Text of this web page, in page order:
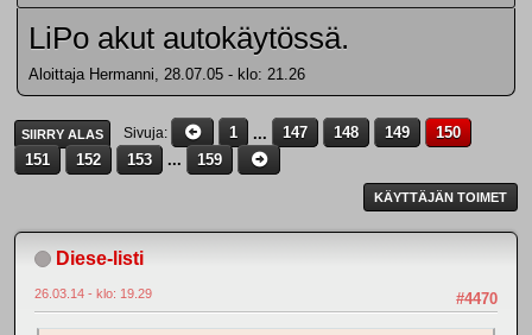
LiPo akut autokäytössä.
Aloittaja Hermanni, 28.07.05 - klo: 21.26
SIIRRY ALAS Sivuja 1 ... 147 148 149
150
151
152 153 ... 159
KÄYTTÄJÄN TOIMET
Diese-listi
#4470
26.03.14 - klo: 19.29